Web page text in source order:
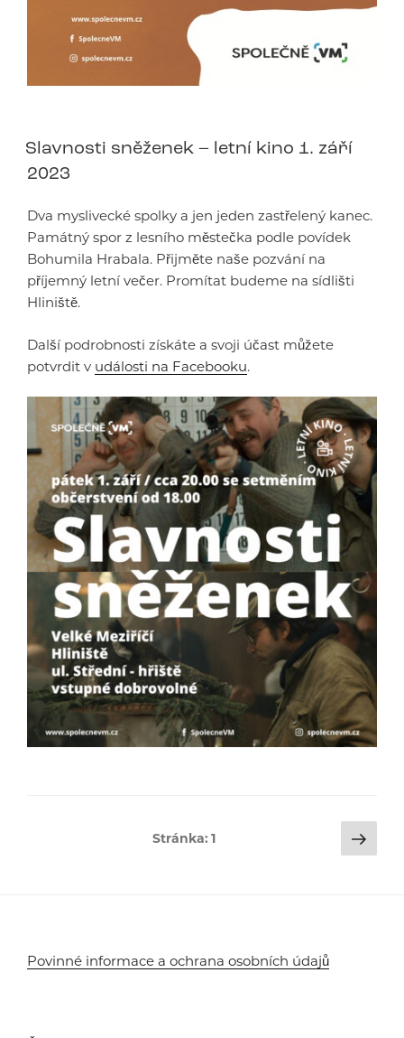
Slavnosti sněženek – letní kino 1. září
2023
Dva myslivecké spolky a jen jeden zastřelený kanec.
Památný spor z lesního městečka podle povídek
Bohumila Hrabala. Přijměte naše pozvání na
příjemný letní večer. Promítat budeme na sídlišti
Hliniště.
Další podrobnosti získáte a svoji účast můžete
potvrdit v události na Facebooku.
Stránka:1
Povinné informace a ochrana osobních údajů